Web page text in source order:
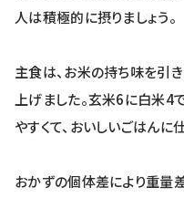
人は積極的に摂りましょう。
主食は、お米の持ち味を引
上げました。玄米6に白米4
やすくて、おいしいごはんに
おかずの個体差により重量